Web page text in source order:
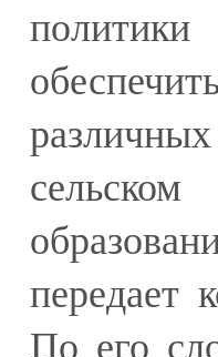
передает
По его